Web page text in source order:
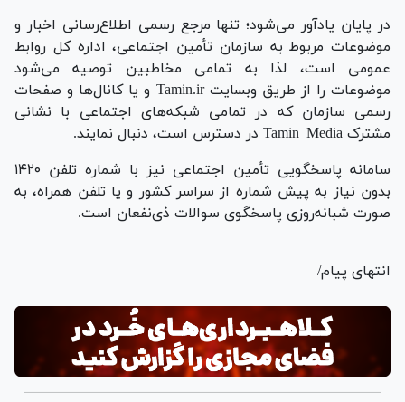
در پایان یادآور می‌شود؛ تنها مرجع رسمی اطلاع‌رسانی اخبار و
موضوعات مربوط به سازمان تأمین اجتماعی، اداره کل روابط
عمومی است، لذا به تمامی مخاطبین توصیه می‌شود
موضوعات را از طریق وبسایت Tamin.ir و یا کانال‌ها و صفحات
رسمی سازمان که در تمامی شبکه‌های اجتماعی با نشانی
مشترک Tamin_Media در دسترس است، دنبال نمایند.
سامانه پاسخگویی تأمین اجتماعی نیز با شماره تلفن ۱۴۲۰
بدون نیاز به پیش شماره از سراسر کشور و یا تلفن همراه، به
صورت شبانه‌روزی پاسخگوی سوالات ذی‌نفعان است.
انتهای پیام/